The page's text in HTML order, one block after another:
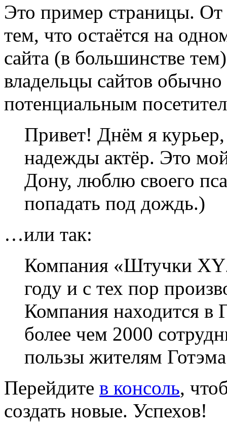
Это пример страницы. От
тем, что остаётся на
сайта (в большинстве
владельцы сайтов обычно
потенциальным
Привет! Днём я
надежды актёр. Это
Дону, люблю своего
попадать под дождь.)
…или так:
Компания «Штучки
году и с тех пор
Компания находится в
более чем 2000
пользы жителям
Перейдите в консоль,
создать новые. Успехов!